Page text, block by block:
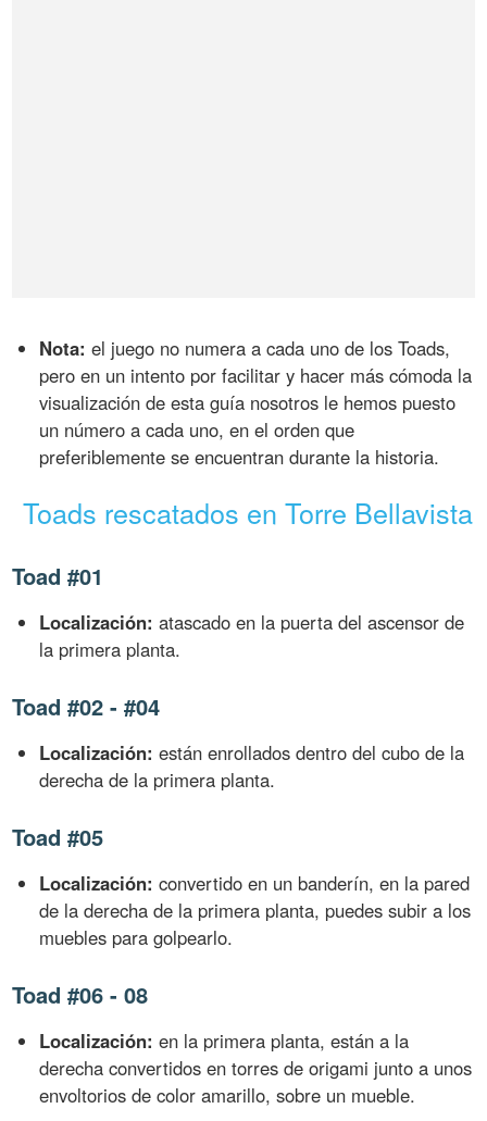
Nota: el juego no numera a cada uno de los Toads,
pero en un intento por facilitar y hacer más cómoda la
visualización de esta guía nosotros le hemos puesto
un número a cada uno, en el orden que
preferiblemente se encuentran durante la historia.
Toads rescatados en Torre Bellavista
Toad #01
Localización: atascado en la puerta del ascensor de
la primera planta.
Toad #02 - #04
Localización: están enrollados dentro del cubo de la
derecha de la primera planta.
Toad #05
Localización: convertido en un banderín, en la pared
de la derecha de la primera planta, puedes subir a los
muebles para golpearlo.
Toad #06 - 08
Localización: en la primera planta, están a la
derecha convertidos en torres de origami junto a unos
envoltorios de color amarillo, sobre un mueble.